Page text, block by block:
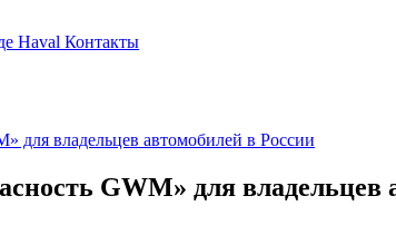
Haval Контакты
для владельцев автомобилей в России
GWM» для владельцев